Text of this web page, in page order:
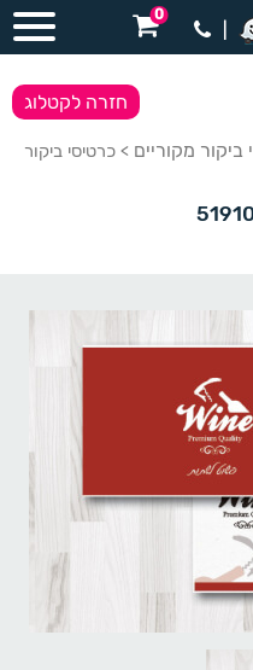
0
ביקור מקוריים > כרטיסי ביקור
חזרה לקטלוג